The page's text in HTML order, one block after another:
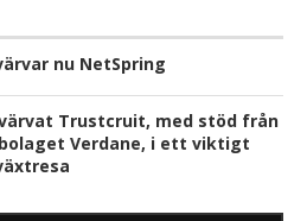
nu NetSpring
Trustcruit, med stöd från
Verdane, i ett viktigt